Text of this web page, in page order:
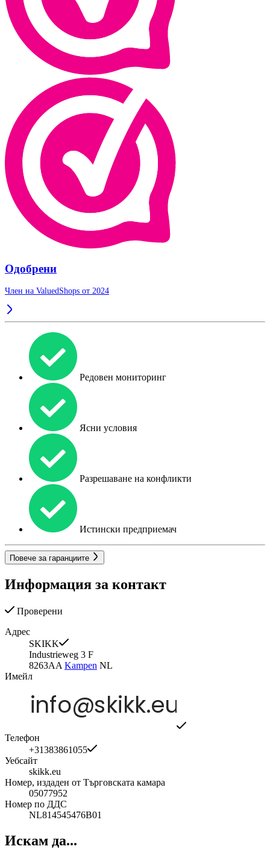
Одобрени
Член на ValuedShops от 2024
Редовен мониторинг
Ясни условия
Разрешаване на конфликти
Истински предприемач
Повече за гаранциите
Информация за контакт
Проверени
Адрес
SKIKK
Industrieweg 3 F
8263AA Kampen NL
Имейл
Телефон
+31383861055
Уебсайт
skikk.eu
Номер, издаден от Търговската камара
05077952
Номер по ДДС
NL814545476B01
Искам да...